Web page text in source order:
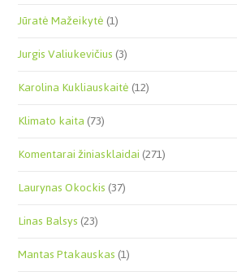
Jūratė Mažeikytė(1)
Jurgis Valiukevičius(3)
Karolina Kukliauskaitė(12)
Klimato kaita(73)
Komentarai žiniasklaidai(271)
Laurynas Okockis(37)
Linas Balsys(23)
Mantas Ptakauskas(1)